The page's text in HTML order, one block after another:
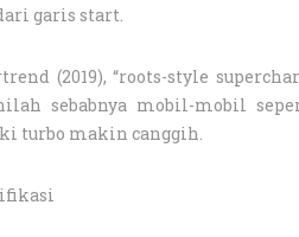
garis start.
(2019), “roots-style
sebabnya mobil-mobil
turbo makin canggih.